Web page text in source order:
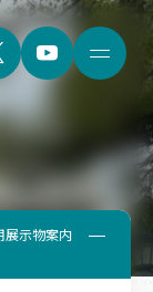
展示物案内